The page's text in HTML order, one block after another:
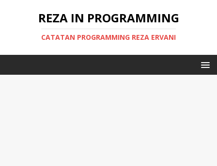
REZA IN PROGRAMMING
CATATAN PROGRAMMING REZA ERVANI